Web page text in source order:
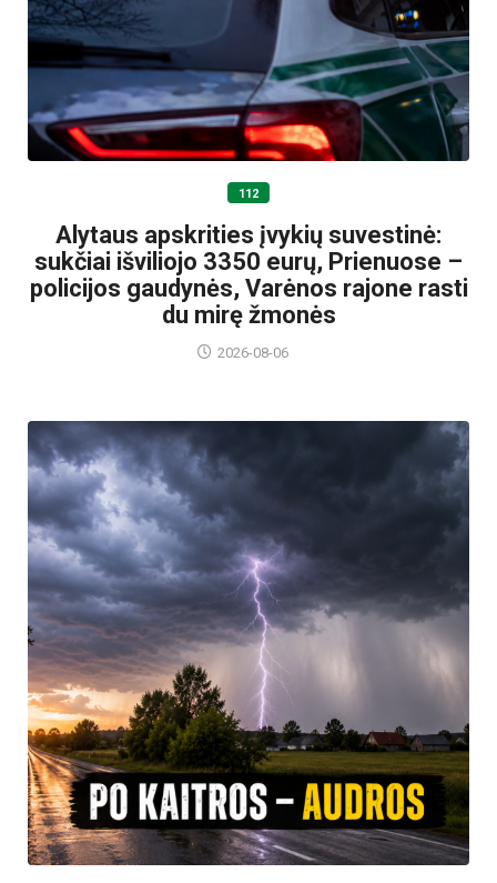
112
Alytaus apskrities įvykių suvestinė:
sukčiai išviliojo 3350 eurų, Prienuose –
policijos gaudynės, Varėnos rajone rasti
du mirę žmonės
2026-08-06